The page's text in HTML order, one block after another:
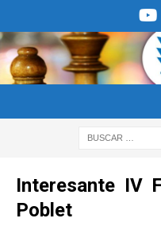
Interesante IV
Poblet